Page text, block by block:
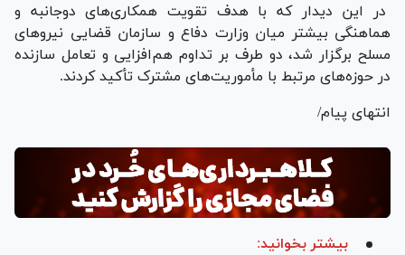
در این دیدار که با هدف تقویت همکاری‌های دوجانبه و
هماهنگی بیشتر میان وزارت دفاع و سازمان قضایی نیرو‌های
مسلح برگزار شد، دو طرف بر تداوم هم‌افزایی و تعامل سازنده
در حوزه‌های مرتبط با مأموریت‌های مشترک تأکید کردند.
انتهای پیام/
بیشتر بخوانید: